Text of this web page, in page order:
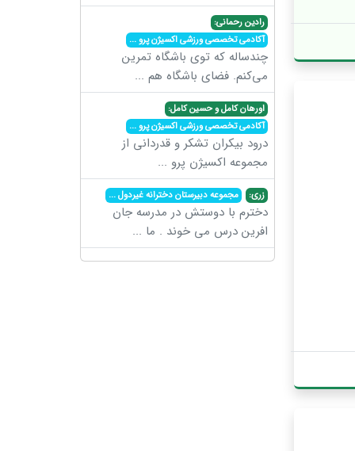
رادین رحمانی:
آکادمی تخصصی ورزشی اکسیژن پرو...
چندساله که توی باشگاه تمرین
می‌کنم. فضای باشگاه هم ...
اورهان کامل و حسین کامل:
آکادمی تخصصی ورزشی اکسیژن پرو...
درود بیکران تشکر و قدردانی از
مجموعه اکسیژن پرو ...
زری: مجموعه دبیرستان دخترانه غیردول...
دخترم با دوستش در مدرسه جان
افرین درس می خوند . ما ...